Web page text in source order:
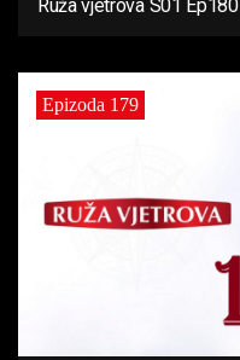
Ruža vjetrova S01 Ep180
Epizoda 179